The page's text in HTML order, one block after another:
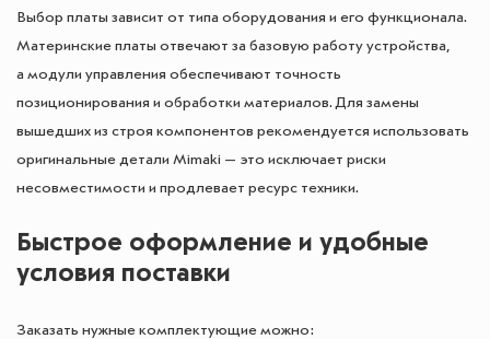
Выбор платы зависит от типа оборудования и его функционала.
Материнские платы отвечают за базовую работу устройства,
а модули управления обеспечивают точность
позиционирования и обработки материалов. Для замены
вышедших из строя компонентов рекомендуется использовать
оригинальные детали Mimaki — это исключает риски
несовместимости и продлевает ресурс техники.
Быстрое оформление и удобные
условия поставки
Заказать нужные комплектующие можно: